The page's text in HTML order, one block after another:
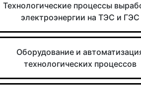
Технологические процессы
электроэнергии на ТЭС и ГЭС
Оборудование и
технологических процессов